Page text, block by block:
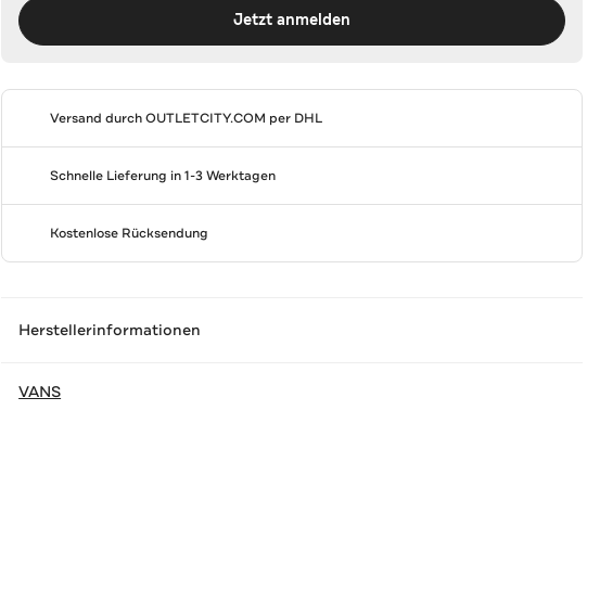
Jetzt anmelden
Versand durchOUTLETCITY.COM per DHL
Schnelle Lieferung in 1-3 Werktagen
Kostenlose Rücksendung
Herstellerinformationen
VANS